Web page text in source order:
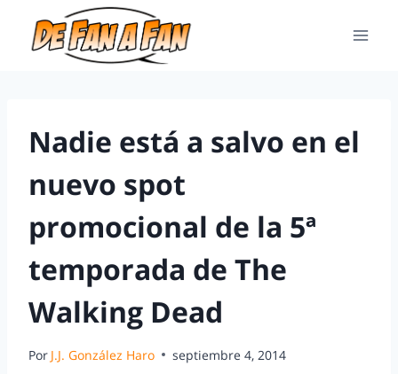
Nadie está a salvo en el
nuevo spot
promocional de la 5ª
temporada de The
Walking Dead
Por J.J. González Haro septiembre 4, 2014